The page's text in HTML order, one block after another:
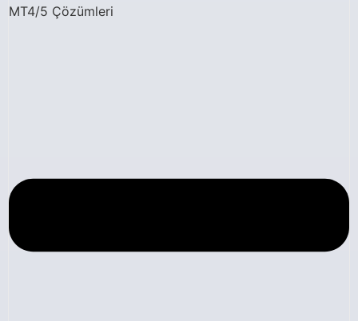
MT4/5 Çözümleri